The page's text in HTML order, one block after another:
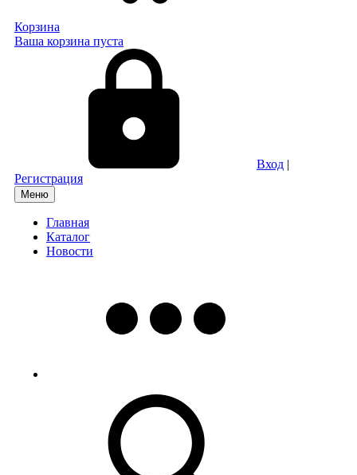
Корзина
Ваша корзина пуста
Вход |
Регистрация
Меню
Главная
Каталог
Новости